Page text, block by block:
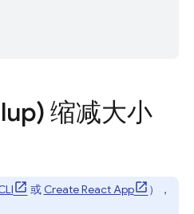
缩减大小
或 Create React App ），